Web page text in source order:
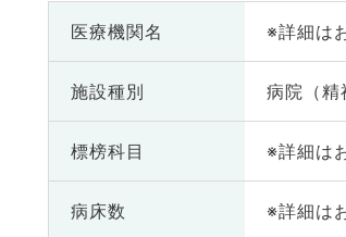
医療機関名 ※詳細は
施設種別 病院（精
標榜科目 ※詳細は
病床数 ※詳細は